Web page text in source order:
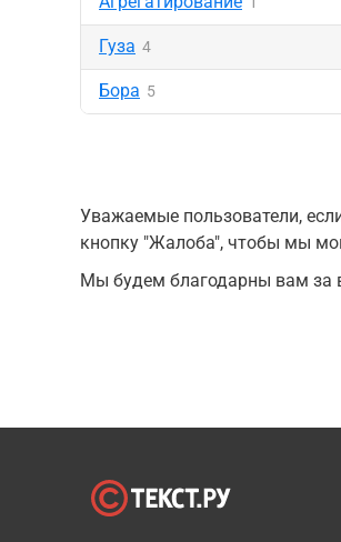
Гуза 4
Бора 5
Уважаемые пользователи,
кнопку "Жалоба", чтобы мы
Мы будем благодарны вам за